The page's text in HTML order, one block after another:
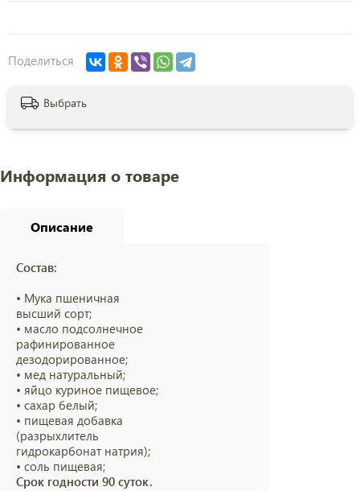
Поделиться
Выбрать
Информация о товаре
Описание
Состав:
• Мука пшеничная
высший сорт;
• масло подсолнечное
рафинированное
дезодорированное;
• мед натуральный;
• яйцо куриное пищевое;
• сахар белый;
• пищевая добавка
(разрыхлитель
гидрокарбонат натрия);
• соль пищевая;
Срок годности 90 суток.